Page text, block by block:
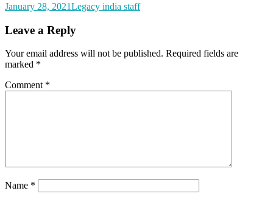
January 28, 2021Legacy india staff
Leave a Reply
Your email address will not be published. Required fields are
marked *
Comment *
Name *